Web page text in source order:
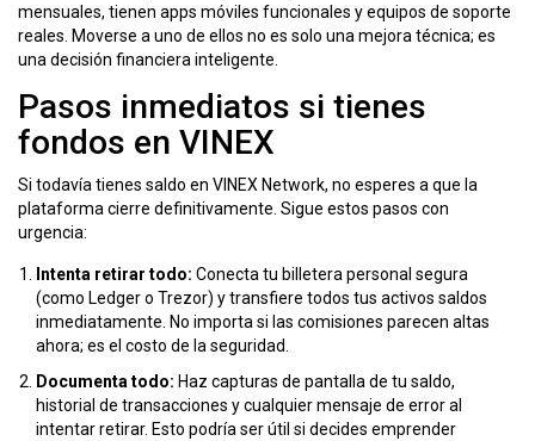
mensuales, tienen apps móviles funcionales y equipos de soporte
reales. Moverse a uno de ellos no es solo una mejora técnica; es
una decisión financiera inteligente.
Pasos inmediatos si tienes
fondos en VINEX
Si todavía tienes saldo en VINEX Network, no esperes a que la
plataforma cierre definitivamente. Sigue estos pasos con
urgencia:
Intenta retirar todo: Conecta tu billetera personal segura
(como Ledger o Trezor) y transfiere todos tus activos saldos
inmediatamente. No importa si las comisiones parecen altas
ahora; es el costo de la seguridad.
Documenta todo: Haz capturas de pantalla de tu saldo,
historial de transacciones y cualquier mensaje de error al
intentar retirar. Esto podría ser útil si decides emprender